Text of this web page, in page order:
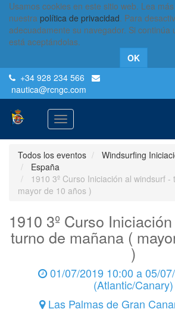
Usamos cookies en este sitio web. Lea
nuestra política de privacidad. Para
adecuadamente su navegador. Si continúa
está aceptándolas.
OK
+34 928 234 566
nautica@rcngc.com
Activar
navegación
Todos los eventos
Windsurfing
España
1910 3º Curso Iniciación al windsurf
mayor de 10 años )
1910 3º Curso
turno de mañana (
)
01/07/2019 10:00 a05/
(Atlantic/Canary)
Las Palmas de Gran